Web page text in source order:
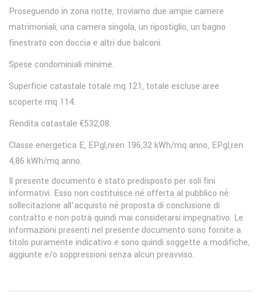
Proseguendo in zona notte, troviamo due ampie camere
matrimoniali, una camera singola, un ripostiglio, un bagno
finestrato con doccia e altri due balconi.
Spese condominiali minime.
Superficie catastale totale mq 121, totale escluse aree
scoperte mq 114.
Rendita catastale €532,08.
Classe energetica E, EPgl,nren 196,32 kWh/mq anno, EPgl,ren
4,86 kWh/mq anno.
Il presente documento è stato predisposto per soli fini
informativi. Esso non costituisce né offerta al pubblico né
sollecitazione all’acquisto né proposta di conclusione di
contratto e non potrà quindi mai considerarsi impegnativo. Le
informazioni presenti nel presente documento sono fornite a
titolo puramente indicativo e sono quindi soggette a modifiche,
aggiunte e/o soppressioni senza alcun preavviso.